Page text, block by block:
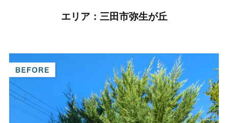
エリア： 三田市弥生が丘